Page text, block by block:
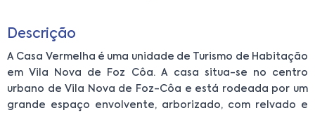
Descrição
A Casa Vermelha é uma unidade de Turismo de Habitação
em Vila Nova de Foz Côa. A casa situa-se no centro
urbano de Vila Nova de Foz-Côa e está rodeada por um
grande espaço envolvente, arborizado, com relvado e